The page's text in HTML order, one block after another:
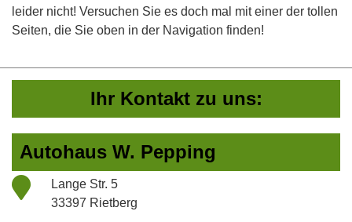
leider nicht! Versuchen Sie es doch mal mit einer der tollen
Seiten, die Sie oben in der Navigation finden!
Ihr Kontakt zu uns:
Autohaus W. Pepping
Lange Str. 5
33397 Rietberg